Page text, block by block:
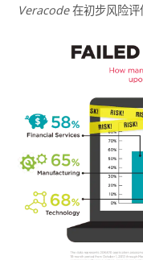
Veracode在初步风险评